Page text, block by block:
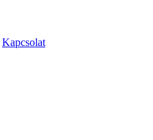
Kapcsolat